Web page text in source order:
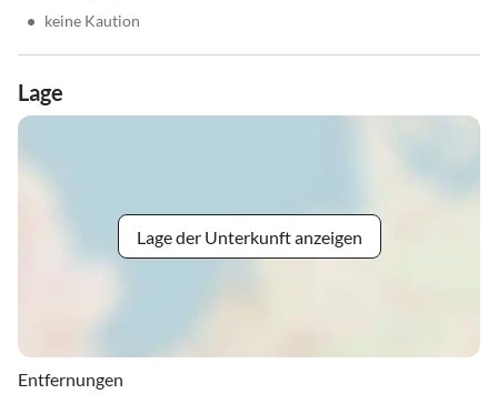
• keine Kaution
Lage
Lage der Unterkunft anzeigen
Entfernungen